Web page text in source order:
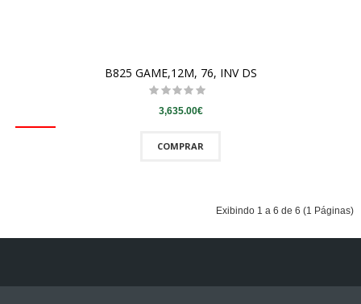
B825 GAME,12M, 76, INV DS
3,635.00€
COMPRAR
Exibindo 1 a 6 de 6 (1 Páginas)